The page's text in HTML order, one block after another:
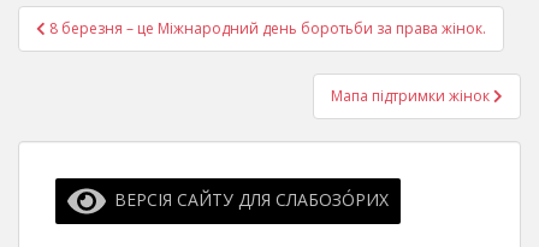
Навігація
записів
8 березня – це Міжнародний день боротьби за права жінок.
Мапа підтримки жінок
ВЕРСІЯ САЙТУ ДЛЯ СЛАБОЗО́РИХ